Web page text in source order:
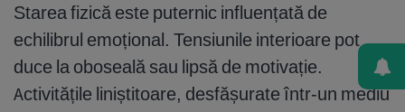
Starea fizică este puternic influențată de
echilibrul emoțional. Tensiunile interioare pot
duce la oboseală sau lipsă de motivație.
Activitățile liniștitoare, desfășurate într-un mediu